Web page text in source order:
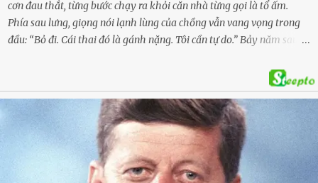
cơn đau thắt, từng bước chạy ra khỏi căn nhà từng gọi là tổ ấm.
Phía sau lưng, giọng nói lạnh lùng của chồng vẫn vang vọng trong
đầu: “Bỏ đi. Cái thai đó là gánh nặng. Tôi cần tự do.” Bảy năm sau,
kế hoạch được chuẩn bị kỹ lưỡng để người đàn ông phản bội ấy
phải trả giá … Hà Nội, mùa thu năm 2018, cái lạnh len lỏi qua từng
khe cửa gỗ cũ kỹ. Trong một căn biệt thự sang trọng ở phố Tây Hồ,
Ngọc Anh ngồi lặng lẽ trên ghế sofa, tay đặt lên bụng – nơi hai sinh
linh bé bỏng đang lớn dần từng ngày. Cô chưa bao giờ nghĩ mình sẽ
phải sống trong sợ hãi khi mang thai, đặc biệt là sợ… chính chồng
mình. Trí – người chồng mà cô từng yêu đến mù quáng, đã không